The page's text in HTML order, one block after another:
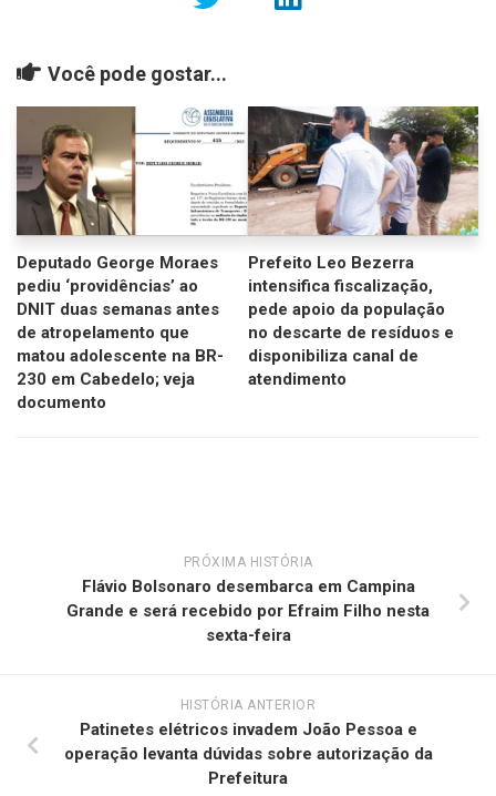
Você pode gostar...
Deputado George Moraes
pediu ‘providências’ ao
DNIT duas semanas antes
de atropelamento que
matou adolescente na BR-
230 em Cabedelo; veja
documento
Prefeito Leo Bezerra
intensifica fiscalização,
pede apoio da população
no descarte de resíduos e
disponibiliza canal de
atendimento
PRÓXIMA HISTÓRIA
Flávio Bolsonaro desembarca em Campina
Grande e será recebido por Efraim Filho nesta
sexta-feira
HISTÓRIA ANTERIOR
Patinetes elétricos invadem João Pessoa e
operação levanta dúvidas sobre autorização da
Prefeitura